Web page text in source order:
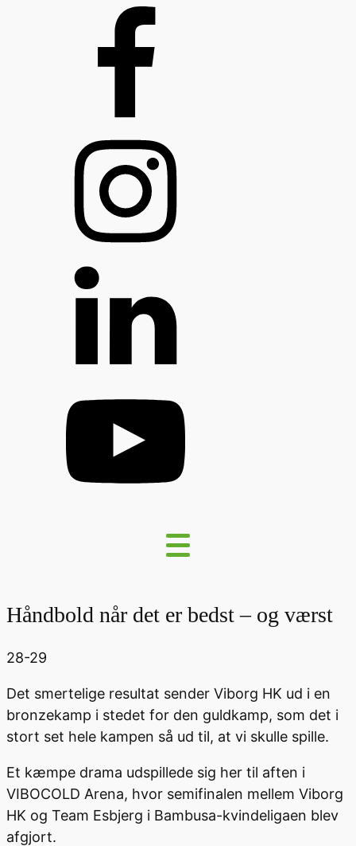
Håndbold når det er bedst – og værst
28-29
Det smertelige resultat sender Viborg HK ud i en
bronzekamp i stedet for den guldkamp, som det i
stort set hele kampen så ud til, at vi skulle spille.
Et kæmpe drama udspillede sig her til aften i
VIBOCOLD Arena, hvor semifinalen mellem Viborg
HK og Team Esbjerg i Bambusa-kvindeligaen blev
afgjort.